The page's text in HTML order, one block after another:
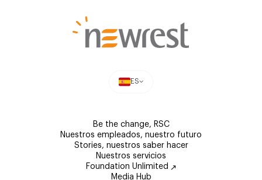
ES
Be the change, RSC
Nuestros empleados, nuestro futuro
Stories, nuestros saber hacer
Nuestros servicios
Foundation Unlimited
Media Hub